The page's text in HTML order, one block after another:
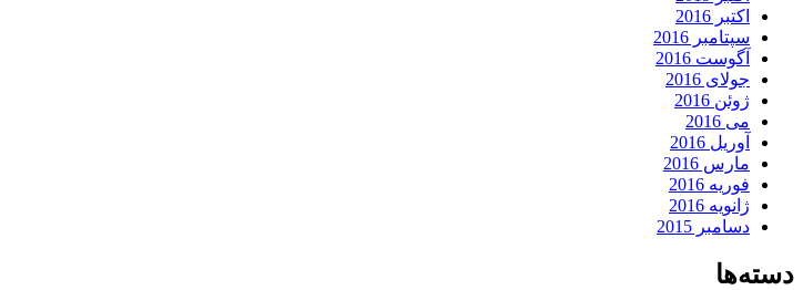
اکتبر 2016
سپتامبر 2016
آگوست 2016
جولای 2016
ژوئن 2016
می 2016
آوریل 2016
مارس 2016
فوریه 2016
ژانویه 2016
دسامبر 2015
دسته‌ها